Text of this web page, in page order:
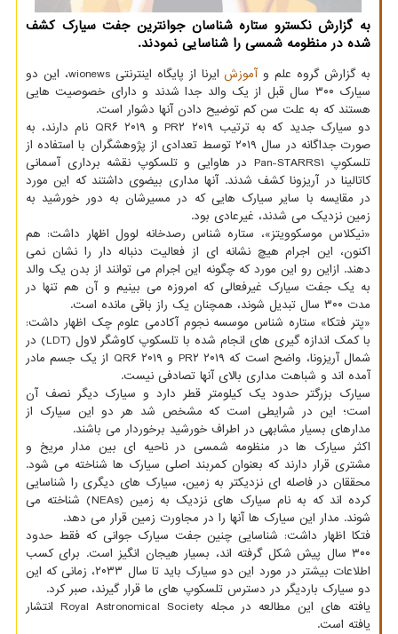
به گزارش نکسترو ستاره شناسان جوانترین جفت سیارک کشف
شده در منظومه شمسی را شناسایی نمودند.
به گزارش گروه علم وآموزش
ایرنا از پایگاه اینترنتی wionews، این دو
سیارک ۳۰۰ سال قبل از یک والد جدا شدند و دارای خصوصیت هایی
هستند که به علت سن کم توضیح دادن آنها دشوار است.
دو سیارک جدید که به ترتیب ۲۰۱۹ PR۲ و ۲۰۱۹ QR۶ نام دارند، به
صورت جداگانه در سال ۲۰۱۹ توسط تعدادی از پژوهشگران با استفاده از
تلسکوپ Pan-STARRS۱ در هاوایی و تلسکوپ نقشه برداری آسمانی
کاتالینا در آریزونا کشف شدند. آنها مداری بیضوی داشتند که این مورد
در مقایسه با سایر سیارک هایی که در مسیرشان به دور خورشید به
زمین نزدیک می شدند، غیرعادی بود.
«نیکلاس موسکوویتز»، ستاره شناس رصدخانه لوول اظهار داشت: هم
اکنون، این اجرام هیچ نشانه ای از فعالیت دنباله دار را نشان نمی
دهند. ازاین رو این مورد که چگونه این اجرام می توانند از بدن یک والد
به یک جفت سیارک غیرفعالی که امروزه می بینیم و آن هم تنها در
مدت ۳۰۰ سال تبدیل شوند، همچنان یک راز باقی مانده است.
«پتر فتکا» ستاره شناس موسسه نجوم آکادمی علوم چک اظهار داشت:
با کمک اندازه گیری های انجام شده با تلسکوپ کاوشگر لاول (LDT) در
شمال آریزونا، واضح است که PR۲ ۲۰۱۹ و QR۶ ۲۰۱۹ از یک جسم مادر
آمده اند و شباهت مداری بالای آنها تصادفی نیست.
سیارک بزرگتر حدود یک کیلومتر قطر دارد و سیارک دیگر نصف آن
است؛ این در شرایطی است که مشخص شد هر دو این سیارک از
مدارهای بسیار مشابهی در اطراف خورشید برخوردار می باشند.
اکثر سیارک ها در منظومه شمسی در ناحیه ای بین مدار مریخ و
مشتری قرار دارند که بعنوان کمربند اصلی سیارک ها شناخته می شود.
محققان در فاصله ای نزدیکتر به زمین، سیارک های دیگری را شناسایی
کرده اند که به نام سیارک های نزدیک به زمین (NEAs) شناخته می
شوند. مدار این سیارک ها آنها را در مجاورت زمین قرار می دهد.
فتکا اظهار داشت: شناسایی چنین جفت سیارک جوانی که فقط حدود
۳۰۰ سال پیش شکل گرفته اند، بسیار هیجان انگیز است. برای کسب
اطلاعات بیشتر در مورد این دو سیارک باید تا سال ۲۰۳۳، زمانی که این
دو سیارک باردیگر در دسترس تلسکوپ های ما قرار گیرند، صبر کرد.
یافته های این مطالعه در مجله Royal Astronomical Society انتشار
یافته است.